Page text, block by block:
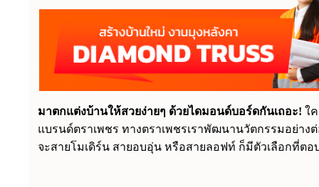
มาตกแต่งบ้านให้สวยง่ายๆ ด้วยไดมอนด์บอร์ดกันเถอะ! ใ
แบรนด์ตราเพชร ทางตราเพชรเราพัฒนานวัตกรรมอย่าง
จะสายโมเดิร์น สายอบอุ่น หรือสายลอฟท์ ก็มีตัวเลือกที่ต